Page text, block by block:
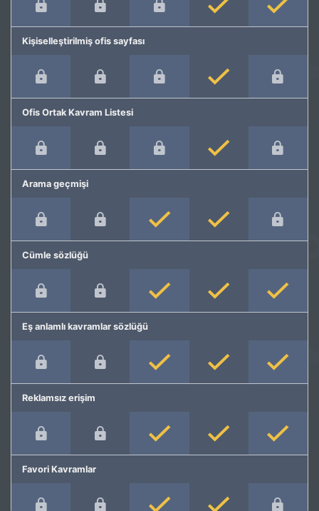
Kişiselleştirilmiş ofis sayfası
Ofis Ortak Kavram Listesi
Arama geçmişi
Cümle sözlüğü
Eş anlamlı kavramlar sözlüğü
Reklamsız erişim
Favori Kavramlar